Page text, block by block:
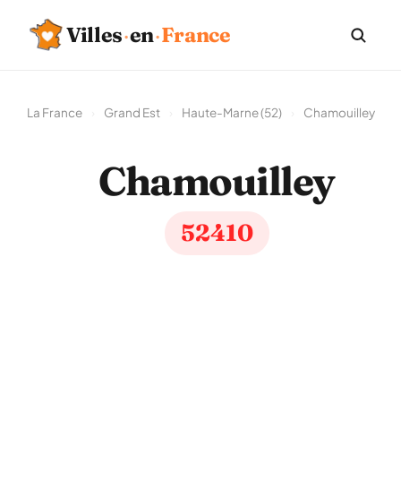
Villes·en·France
La France Grand Est Haute-Marne (52) Chamouilley
Chamouilley
52410